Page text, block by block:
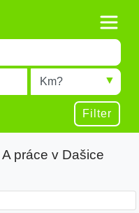
Radius
Filter
práce v Dašice